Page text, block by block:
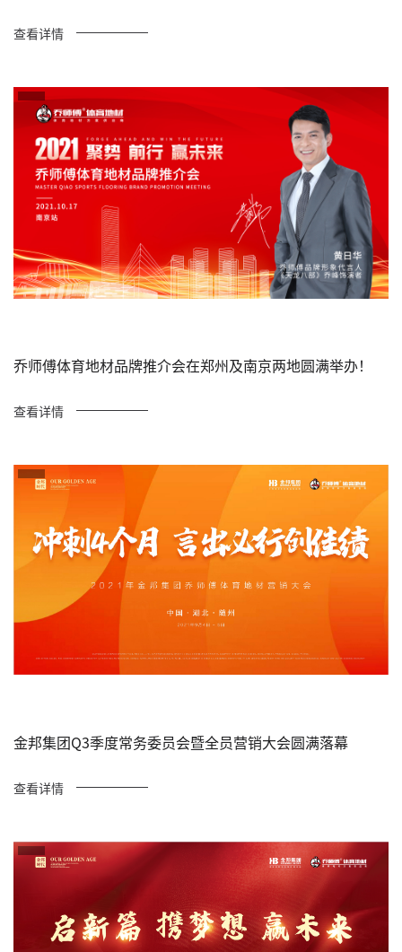
查看详情
乔师傅体育地材品牌推介会在郑州及南京两地圆满举办！
查看详情
金邦集团Q3季度常务委员会暨全员营销大会圆满落幕
查看详情